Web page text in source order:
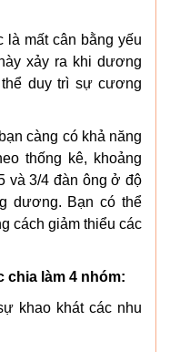
là mất cân bằng yếu
xảy ra khi dương
duy trì sự cương
càng có khả năng
thống kê, khoảng
và 3/4 đàn ông ở độ
dương. Bạn có thể
cách giảm thiểu các
làm 4 nhóm:
khao khát các nhu